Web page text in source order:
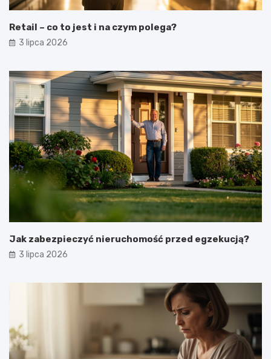
Retail – co to jest i na czym polega?
3 lipca 2026
Jak zabezpieczyć nieruchomość przed egzekucją?
3 lipca 2026